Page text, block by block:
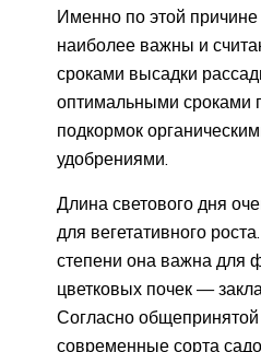
Именно по этой
наиболее важны и
сроками высадки
оптимальными сроками
подкормок
удобрениями.
Длина светового дня
для вегетативного
степени она важна для
цветковых почек —
Согласно
современные сорта